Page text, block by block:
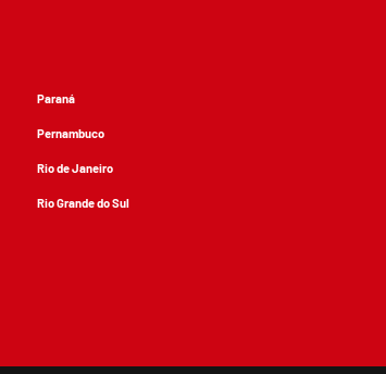
Paraná
Pernambuco
Rio de Janeiro
Rio Grande do Sul